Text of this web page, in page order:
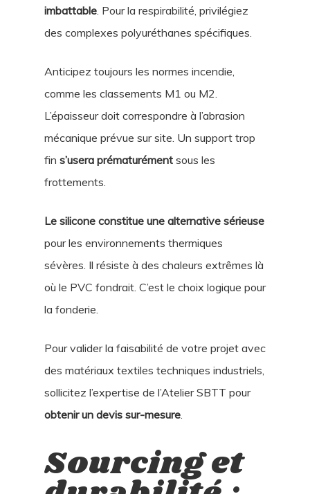
imbattable . Pour la respirabilité, privilégiez
des complexes polyuréthanes spécifiques.
Anticipez toujours les normes incendie,
comme les classements M1 ou M2.
L’épaisseur doit correspondre à l’abrasion
mécanique prévue sur site. Un support trop
fin s’usera prématurément sous les
frottements.
Le silicone constitue une alternative sérieuse
pour les environnements thermiques
sévères. Il résiste à des chaleurs extrêmes là
où le PVC fondrait. C’est le choix logique pour
la fonderie.
Pour valider la faisabilité de votre projet avec
des matériaux textiles techniques industriels,
sollicitez l’expertise de l’Atelier SBTT pour
obtenir un devis sur-mesure
Sourcing et